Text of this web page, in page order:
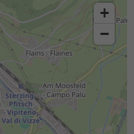
+
−